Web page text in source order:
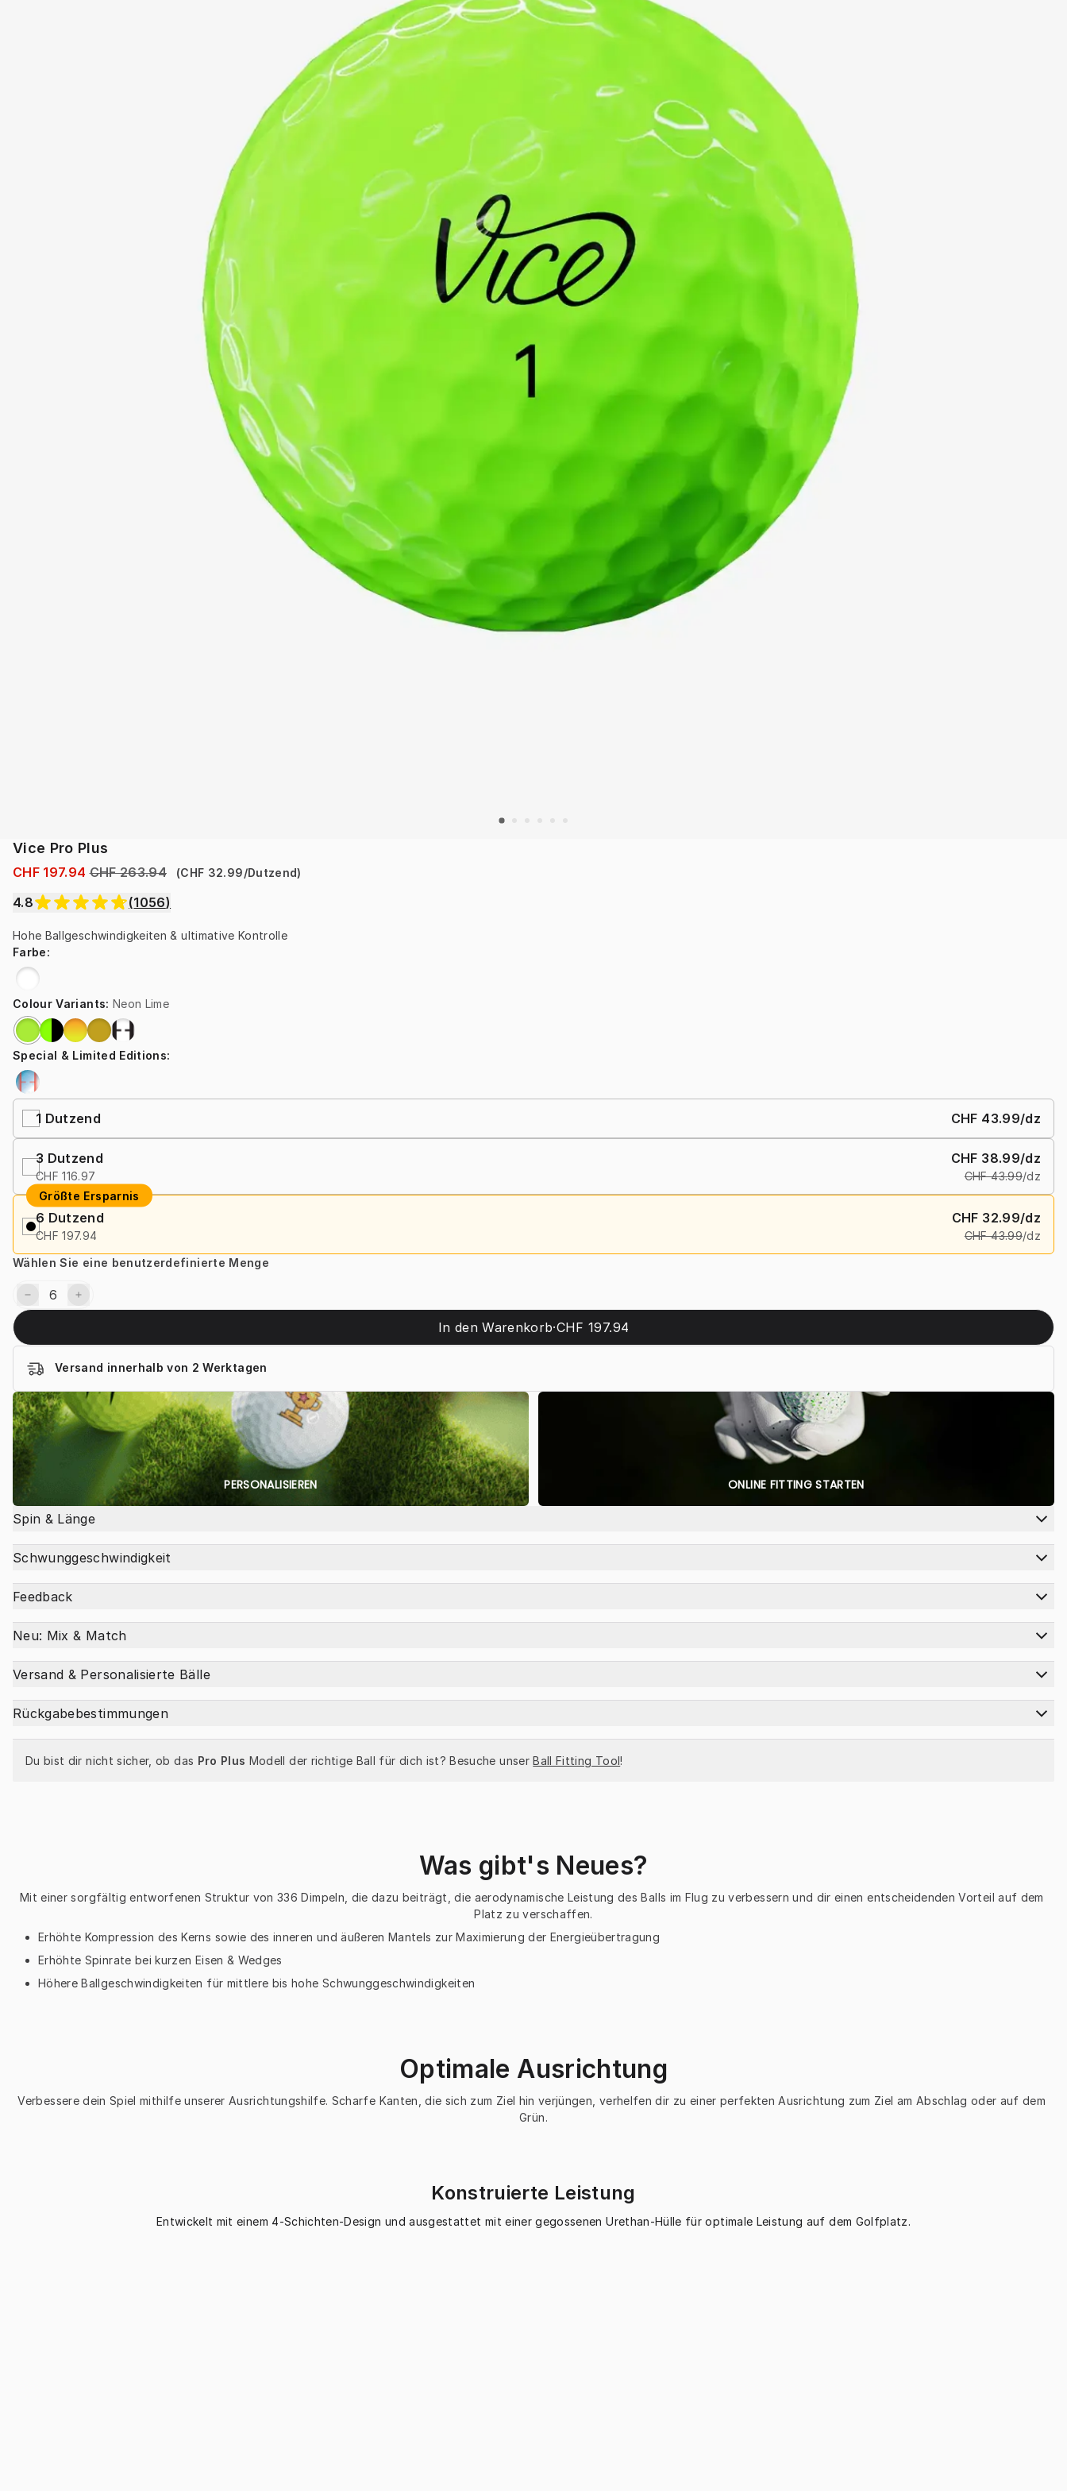
Vice Pro Plus
CHF 197.94 CHF 263.94 (CHF 32.99/Dutzend)
4.8 (1056)
Hohe Ballgeschwindigkeiten & ultimative Kontrolle
Farbe:
Colour Variants: Neon Lime
Special & Limited Editions:
1 Dutzend CHF 43.99/dz
3 Dutzend
CHF 116.97
CHF 38.99/dz
CHF 43.99/dz
Größte Ersparnis
6 Dutzend
CHF 197.94
CHF 32.99/dz
CHF 43.99/dz
Wählen Sie eine benutzerdefinierte Menge
In den Warenkorb·CHF 197.94
Versand innerhalb von 2 Werktagen
PERSONALISIEREN ONLINE FITTING STARTEN
Spin & Länge
Schwunggeschwindigkeit
Feedback
Neu: Mix & Match
Versand & Personalisierte Bälle
Rückgabebestimmungen
Du bist dir nicht sicher, ob das Pro Plus Modell der richtige Ball für dich ist? Besuche unser Ball Fitting Tool!
Was gibt's Neues?
Mit einer sorgfältig entworfenen Struktur von 336 Dimpeln, die dazu beiträgt, die aerodynamische Leistung des Balls im Flug zu verbessern und dir einen entscheidenden Vorteil auf dem
Platz zu verschaffen.
Erhöhte Kompression des Kerns sowie des inneren und äußeren Mantels zur Maximierung der Energieübertragung
Erhöhte Spinrate bei kurzen Eisen & Wedges
Höhere Ballgeschwindigkeiten für mittlere bis hohe Schwunggeschwindigkeiten
Optimale Ausrichtung
Verbessere dein Spiel mithilfe unserer Ausrichtungshilfe. Scharfe Kanten, die sich zum Ziel hin verjüngen, verhelfen dir zu einer perfekten Ausrichtung zum Ziel am Abschlag oder auf dem
Grün.
Konstruierte Leistung
Entwickelt mit einem 4-Schichten-Design und ausgestattet mit einer gegossenen Urethan-Hülle für optimale Leistung auf dem Golfplatz.